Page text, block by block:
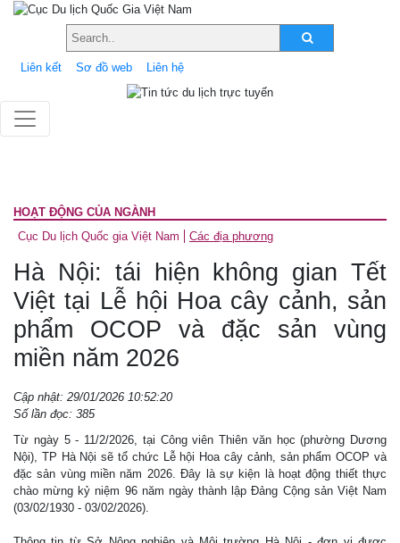
Liên kết Sơ đồ web Liên hệ
HOẠT ĐỘNG CỦA NGÀNH
Cục Du lịch Quốc gia Việt Nam
Các địa phương
Hà Nội: tái hiện không gian Tết
Việt tại Lễ hội Hoa cây cảnh, sản
phẩm OCOP và đặc sản vùng
miền năm 2026
Cập nhật: 29/01/2026 10:52:20
Số lần đọc: 385
Từ ngày 5 - 11/2/2026, tại Công viên Thiên văn học (phường Dương
Nội), TP Hà Nội sẽ tổ chức Lễ hội Hoa cây cảnh, sản phẩm OCOP và
đặc sản vùng miền năm 2026. Đây là sự kiện là hoạt động thiết thực
chào mừng kỷ niệm 96 năm ngày thành lập Đảng Cộng sản Việt Nam
(03/02/1930 - 03/02/2026).